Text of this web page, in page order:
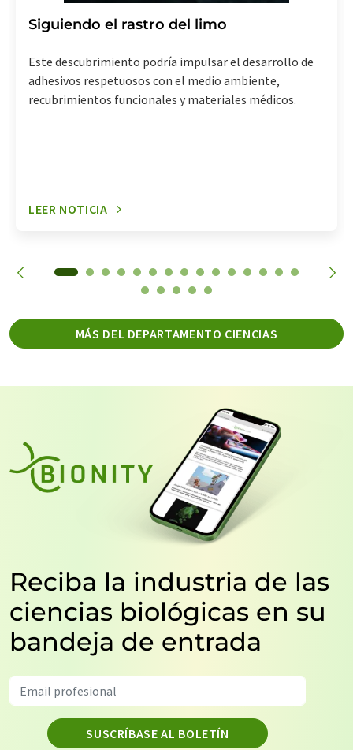
Siguiendo el rastro del limo
Este descubrimiento podría impulsar el desarrollo de
adhesivos respetuosos con el medio ambiente,
recubrimientos funcionales y materiales médicos.
LEER NOTICIA
MÁS DEL DEPARTAMENTO CIENCIAS
Reciba la industria de las
ciencias biológicas en su
bandeja de entrada
SUSCRÍBASE AL BOLETÍN